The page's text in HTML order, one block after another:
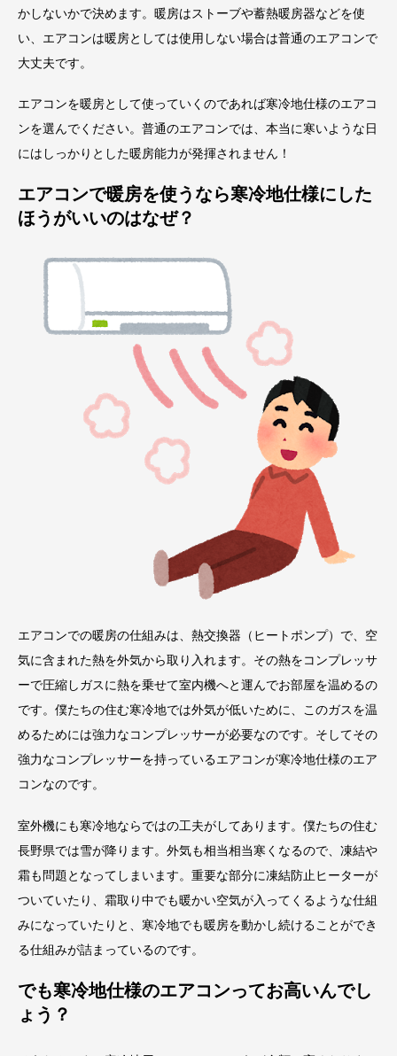
かしないかで決めます。暖房はストーブや蓄熱暖房器などを使
い、エアコンは暖房としては使用しない場合は普通のエアコンで
大丈夫です。
エアコンを暖房として使っていくのであれば寒冷地仕様のエアコ
ンを選んでください。普通のエアコンでは、本当に寒いような日
にはしっかりとした暖房能力が発揮されません！
エアコンで暖房を使うなら寒冷地仕様にした
ほうがいいのはなぜ？
エアコンでの暖房の仕組みは、熱交換器（ヒートポンプ）で、空
気に含まれた熱を外気から取り入れます。その熱をコンプレッサ
ーで圧縮しガスに熱を乗せて室内機へと運んでお部屋を温めるの
です。僕たちの住む寒冷地では外気が低いために、このガスを温
めるためには強力なコンプレッサーが必要なのです。そしてその
強力なコンプレッサーを持っているエアコンが寒冷地仕様のエア
コンなのです。
室外機にも寒冷地ならではの工夫がしてあります。僕たちの住む
長野県では雪が降ります。外気も相当相当寒くなるので、凍結や
霜も問題となってしまいます。重要な部分に凍結防止ヒーターが
ついていたり、霜取り中でも暖かい空気が入ってくるような仕組
みになっていたりと、寒冷地でも暖房を動かし続けることができ
る仕組みが詰まっているのです。
でも寒冷地仕様のエアコンってお高いんでし
ょう？